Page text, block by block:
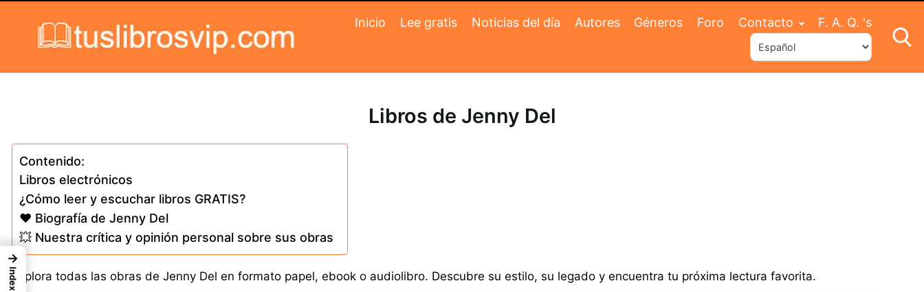
Inicio Lee gratis Noticias del día Autores Géneros Foro Contacto F. A. Q. 's
Libros de Jenny Del
Contenido:
Libros electrónicos
¿Cómo leer y escuchar libros GRATIS?
❤️ Biografía de Jenny Del
💥 Nuestra crítica y opinión personal sobre sus obras
Explora todas las obras de Jenny Del en formato papel, ebook o audiolibro. Descubre su estilo, su legado y encuentra tu próxima lectura favorita.
→
Index